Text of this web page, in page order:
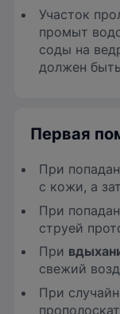
Участок
промыт
соды на
должен
Первая
При
с кожи, а
При
струей
При
свежий
При